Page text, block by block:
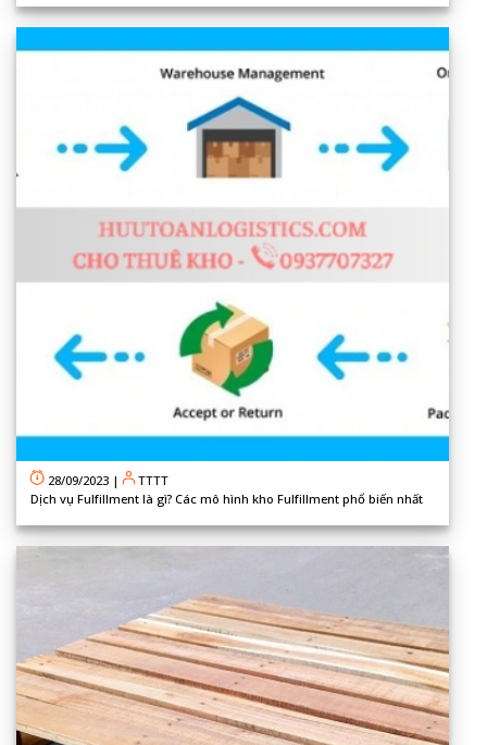
28/09/2023 |
TTTT
Dịch vụ Fulfillment là gì? Các mô hình kho Fulfillment phổ biến nhất